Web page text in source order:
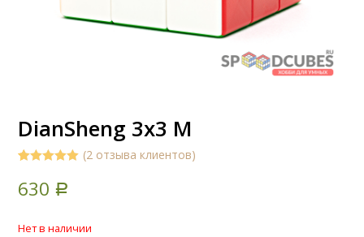
DianSheng 3x3 M
based on
customer
(2 отзыва клиентов)
630 Р
Нет в наличии